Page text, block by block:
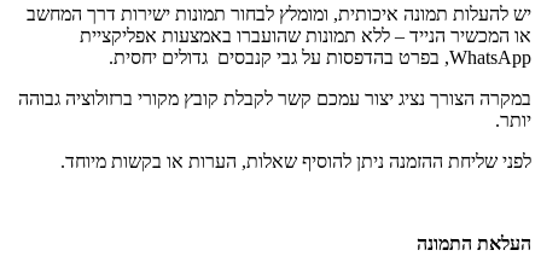
יש להעלות תמונה איכותית, ומומלץ לבחור תמונות ישירות דרך המחשב
או המכשיר הנייד – ללא תמונות שהועברו באמצעות אפליקציית
WhatsApp, בפרט בהדפסות על גבי קנבסים גדולים יחסית.
במקרה הצורך נציג יצור עמכם קשר לקבלת קובץ מקורי ברזולוציה גבוהה
יותר.
לפני שליחת ההזמנה ניתן להוסיף שאלות, הערות או בקשות מיוחד.
העלאת התמונה